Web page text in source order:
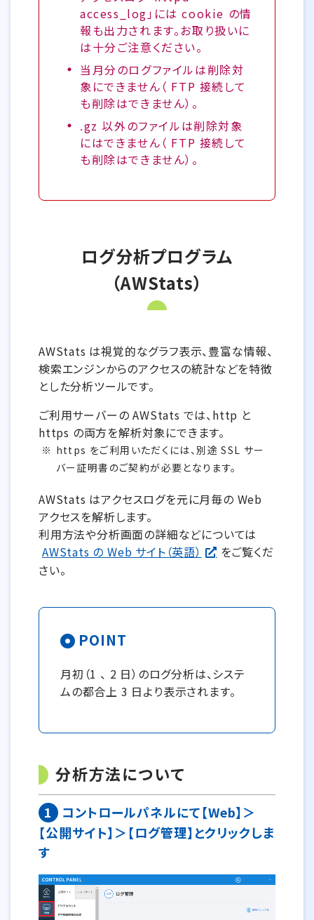
access_log」には cookie の情
報も出力されます。お取り扱いに
は十分ご注意ください。
当月分のログファイルは削除対
象にできません（ FTP 接続して
も削除はできません）。
.gz 以外のファイルは削除対象
にはできません（ FTP 接続して
も削除はできません）。
ログ分析プログラム
（AWStats）
AWStats は視覚的なグラフ表示、豊富な情報、
検索エンジンからのアクセスの統計などを特徴
とした分析ツールです。
ご利用サーバーの AWStats では、http と
https の両方を解析対象にできます。
https をご利用いただくには、別途 SSL サー
バー証明書のご契約が必要となります。
AWStats はアクセスログを元に月毎の Web
アクセスを解析します。
利用方法や分析画面の詳細などについては
AWStats の Web サイト（英語）
をご覧くだ
さい。
POINT
月初（1 、 2 日）のログ分析は、システ
ムの都合上 3 日より表示されます。
分析方法について
1
コントロールパネルにて【Web】＞
【公開サイト】＞【ログ管理】とクリックしま
す